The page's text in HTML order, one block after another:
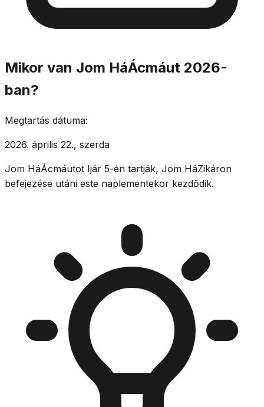
Mikor van Jom HáÁcmáut 2026-
ban?
Megtartás dátuma:
2026. április 22., szerda
Jom HáÁcmáutot Ijár 5-én tartják, Jom HáZikáron
befejezése utáni este naplementekor kezdődik.